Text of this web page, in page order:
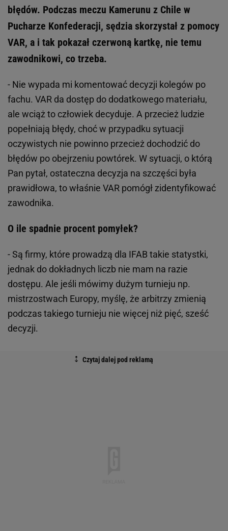
błędów. Podczas meczu Kamerunu z Chile w
Pucharze Konfederacji, sędzia skorzystał z pomocy
VAR, a i tak pokazał czerwoną kartkę, nie temu
zawodnikowi, co trzeba.
- Nie wypada mi komentować decyzji kolegów po
fachu. VAR da dostęp do dodatkowego materiału,
ale wciąż to człowiek decyduje. A przecież ludzie
popełniają błędy, choć w przypadku sytuacji
oczywistych nie powinno przecież dochodzić do
błędów po obejrzeniu powtórek. W sytuacji, o którą
Pan pytał, ostateczna decyzja na szczęści była
prawidłowa, to właśnie VAR pomógł zidentyfikować
zawodnika.
O ile spadnie procent pomyłek?
- Są firmy, które prowadzą dla IFAB takie statystki,
jednak do dokładnych liczb nie mam na razie
dostępu. Ale jeśli mówimy dużym turnieju np.
mistrzostwach Europy, myślę, że arbitrzy zmienią
podczas takiego turnieju nie więcej niż pięć, sześć
decyzji.